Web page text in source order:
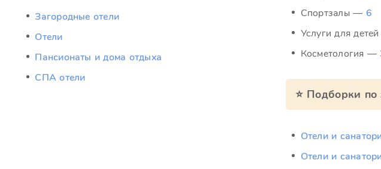
Загородные отели
Отели
Пансионаты и дома отдыха
СПА отели
Спортзалы — 6
Услуги для
Косметология —
⭐ Подборки по
Отели и
Отели и